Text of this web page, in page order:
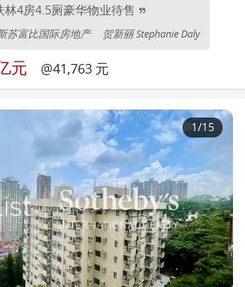
林4房4.5厕豪华物业待售
苏富比国际房地产 贺新丽 Stephanie Daly
元 @41,763 元
1/15